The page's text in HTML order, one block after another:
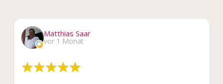
Matthias Saar
vor 1 Monat